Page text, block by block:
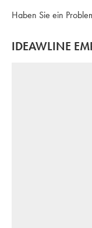
Haben Sie ein
IDEAWLINE